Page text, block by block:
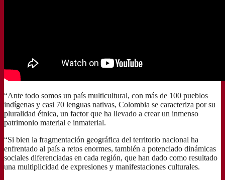
“Ante todo somos un país multicultural, con más de 100 pueblos
indígenas y casi 70 lenguas nativas, Colombia se caracteriza por su
pluralidad étnica, un factor que ha llevado a crear un inmenso
patrimonio material e inmaterial.
“Si bien la fragmentación geográfica del territorio nacional ha
enfrentado al país a retos enormes, también a potenciado dinámicas
sociales diferenciadas en cada región, que han dado como resultado
una multiplicidad de expresiones y manifestaciones culturales.